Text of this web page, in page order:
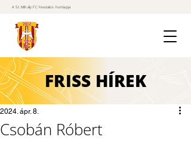
A St. Mihály FC hivatalos honlapja
FRISS HÍREK
Csobán Róbert
2024. ápr. 8.